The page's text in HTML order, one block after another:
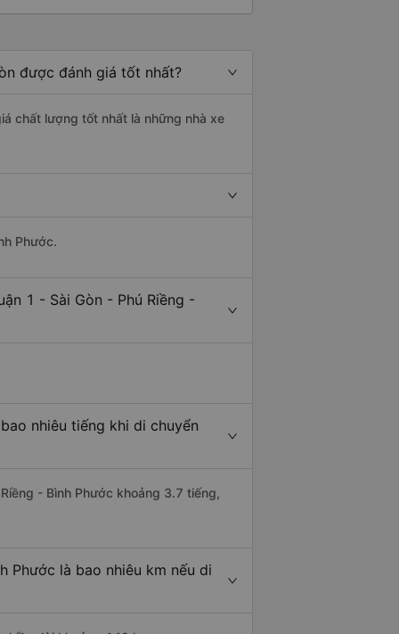
được đánh giá tốt nhất?
chất lượng tốt nhất là những nhà xe
Phước.
1 - Sài Gòn - Phú Riềng -
nhiêu tiếng khi di chuyển
- Bình Phước khoảng 3.7 tiếng,
Phước là bao nhiêu km nếu di